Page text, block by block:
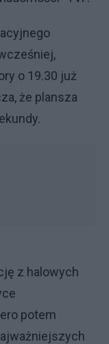
o 19.30 już
że plansza
z halowych
potem